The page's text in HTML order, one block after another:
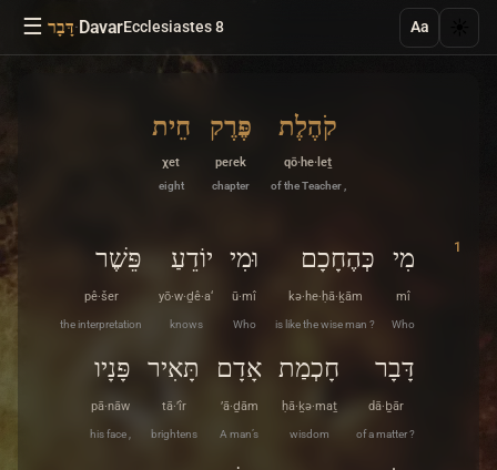
☰ דָּבָר·DavarEcclesiastes 8 Aa
קֹהֶלֶת
qō·he·leṯ
of the Teacher ,
פֶּרֶק
peɾek
chapter
חֵית
χet
eight
1 מִי
mî
Who
כְּהֶחָכָם
kə·he·ḥā·ḵām
is like the wise man ?
וּמִי
ū·mî
Who
יוֹדֵעַ
yō·w·ḏê·a‘
knows
פֵּשֶׁר
pê·šer
the interpretation
דָּבָר
dā·ḇār
of a matter ?
חָכְמַת
ḥā·ḵə·maṯ
wisdom
אָדָם
’ā·ḏām
A man’s
תָּאִיר
tā·’îr
brightens
פָּנָיו
pā·nāw
his face ,